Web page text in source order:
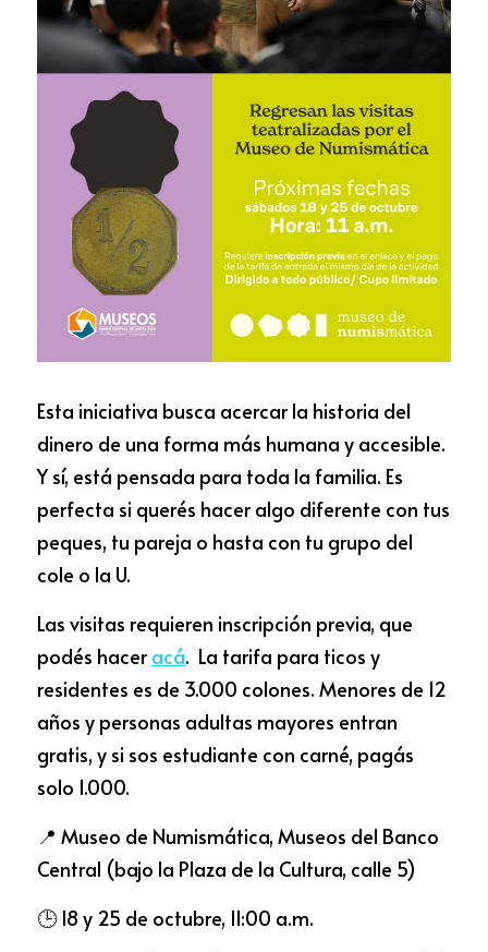
Esta iniciativa busca acercar la historia del
dinero de una forma más humana y accesible.
Y sí, está pensada para toda la familia. Es
perfecta si querés hacer algo diferente con tus
peques, tu pareja o hasta con tu grupo del
cole o la U.
Las visitas requieren inscripción previa, que
podés hacer acá.
  La tarifa para ticos y
residentes es de 3.000 colones. Menores de 12
años y personas adultas mayores entran
gratis, y si sos estudiante con carné, pagás
solo 1.000.
📍 Museo de Numismática, Museos del Banco
Central (bajo la Plaza de la Cultura, calle 5)
🕒 18 y 25 de octubre, 11:00 a.m.